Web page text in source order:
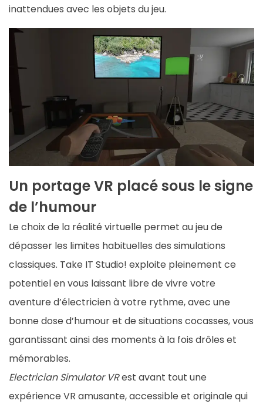
inattendues avec les objets du jeu.
Un portage VR placé sous le signe
de l’humour
Le choix de la réalité virtuelle permet au jeu de
dépasser les limites habituelles des simulations
classiques. Take IT Studio! exploite pleinement ce
potentiel en vous laissant libre de vivre votre
aventure d’électricien à votre rythme, avec une
bonne dose d’humour et de situations cocasses, vous
garantissant ainsi des moments à la fois drôles et
mémorables.
Electrician Simulator VRest avant tout une
expérience VR amusante, accessible et originale qui